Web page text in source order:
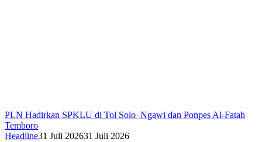
PLN Hadirkan SPKLU di Tol Solo–Ngawi dan Ponpes Al-Fatah
Temboro
Headline31 Juli 202631 Juli 2026